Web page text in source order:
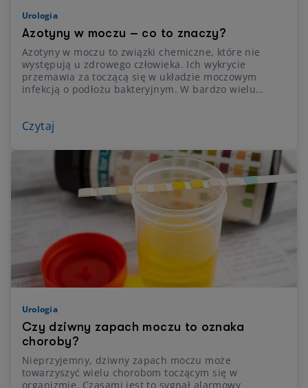
Urologia
Azotyny w moczu – co to znaczy?
Azotyny w moczu to związki chemiczne, które nie
występują u zdrowego człowieka. Ich wykrycie
przemawia za toczącą się w układzie moczowym
infekcją o podłożu bakteryjnym. W bardzo wielu
Pseudomonas oraz Escherichia Coli, które naturalnie
pojawić się na skutek rozwoju niektórych chorób lub
po zażyciu leków zmieniających florę bakteryjną jelit.
Obecność azotynów w moczu wymaga wizyty u
lekarza, który może zlecić dodatkowe badania, takie
jak posiew moczu czyUSG jamy brzusznej,‌ aby
dokładnie określić przyczynę problemu i zastosować
Czytaj
Urologia
Czy dziwny zapach moczu to oznaka
choroby?
Nieprzyjemny, dziwny zapach moczu może
towarzyszyć wielu chorobom toczącym się w
organizmie. Czasami jest to sygnał alarmowy